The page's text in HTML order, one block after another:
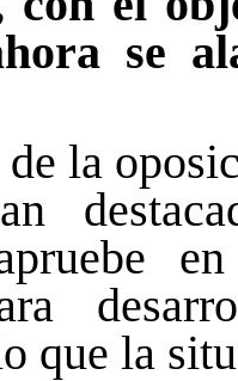
se
la
que la